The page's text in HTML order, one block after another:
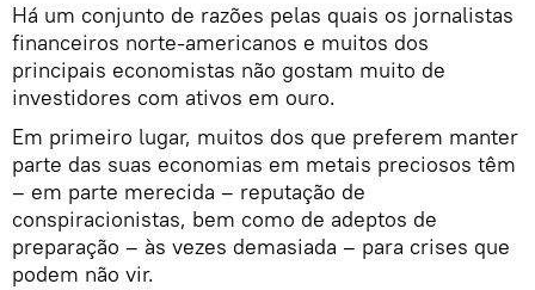
Há um conjunto de razões pelas quais os jornalistas
financeiros norte-americanos e muitos dos
principais economistas não gostam muito de
investidores com ativos em ouro.
Em primeiro lugar, muitos dos que preferem manter
parte das suas economias em metais preciosos têm
– em parte merecida – reputação de
conspiracionistas, bem como de adeptos de
preparação – às vezes demasiada – para crises que
podem não vir.